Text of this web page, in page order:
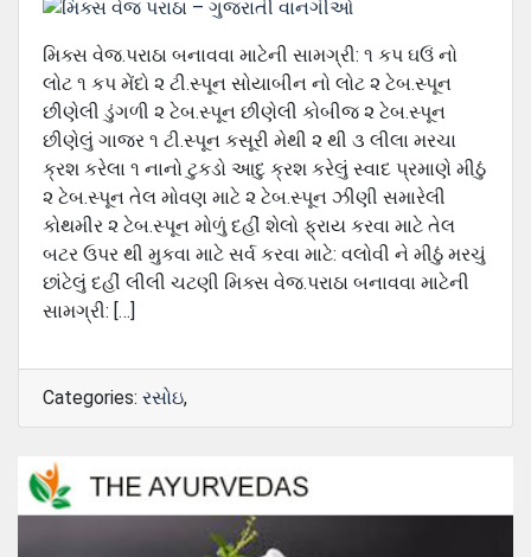
મિક્સ વેજ.પરાઠા બનાવવા માટેની સામગ્રી: ૧ કપ ઘઉં નો
લોટ ૧ કપ મેંદો ૨ ટી.સ્પૂન સોયાબીન નો લોટ ૨ ટેબ.સ્પૂન
છીણેલી ડુંગળી ૨ ટેબ.સ્પૂન છીણેલી કોબીજ ૨ ટેબ.સ્પૂન
છીણેલું ગાજર ૧ ટી.સ્પૂન કસૂરી મેથી ૨ થી ૩ લીલા મરચા
ક્રશ કરેલા ૧ નાનો ટુકડો આદુ ક્રશ કરેલું સ્વાદ પ્રમાણે મીઠું
૨ ટેબ.સ્પૂન તેલ મોવણ માટે ૨ ટેબ.સ્પૂન ઝીણી સમારેલી
કોથમીર ૨ ટેબ.સ્પૂન મોળું દહીં શેલો ફ્રાય કરવા માટે તેલ
બટર ઉપર થી મુકવા માટે સર્વ કરવા માટે: વલોવી ને મીઠું મરચું
છાંટેલું દહીં લીલી ચટણી મિક્સ વેજ.પરાઠા બનાવવા માટેની
સામગ્રી: […]
Categories: રસોઇ,